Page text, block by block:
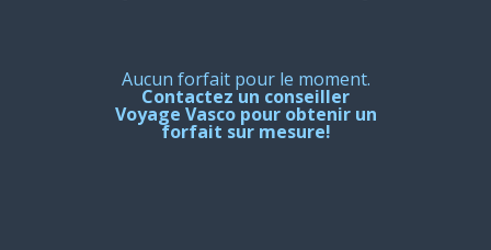
Aucun forfait pour le moment.
Contactez un conseiller
Voyage Vasco pour obtenir un
forfait sur mesure!